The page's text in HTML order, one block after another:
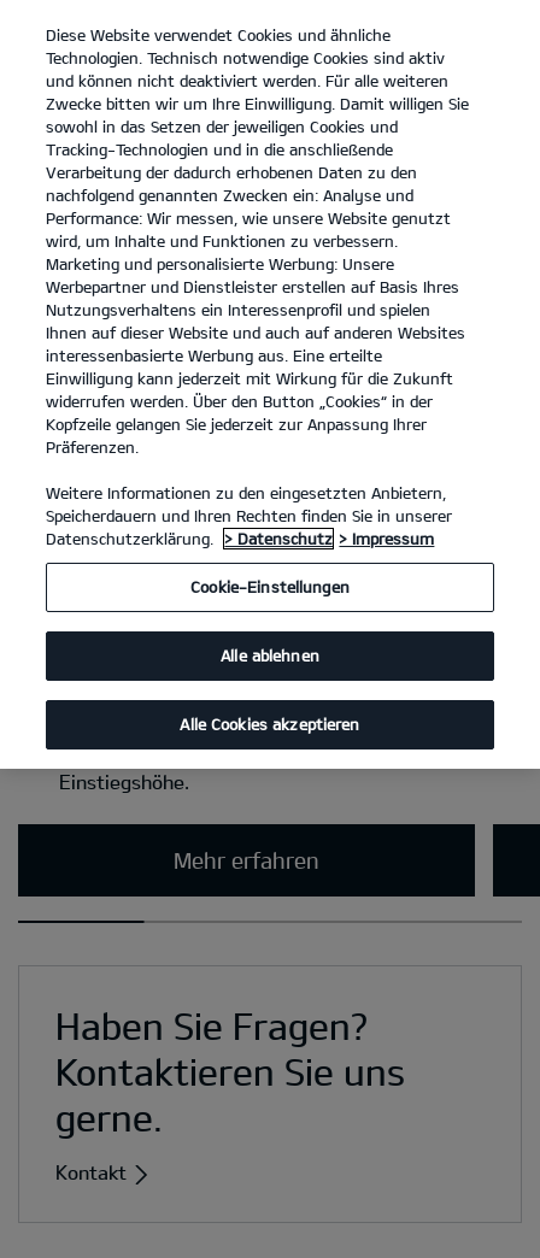
open
menu
KONTAKT
Kia PBV Nutzfahrzeuge
... KIA PBV NUTZFAHRZEUGE
Diese Website verwendet Cookies und ähnliche
Technologien. Technisch notwendige Cookies sind aktiv
und können nicht deaktiviert werden. Für alle weiteren
Zwecke bitten wir um Ihre Einwilligung. Damit willigen Sie
sowohl in das Setzen der jeweiligen Cookies und
Tracking-Technologien und in die anschließende
Verarbeitung der dadurch erhobenen Daten zu den
nachfolgend genannten Zwecken ein: Analyse und
Performance: Wir messen, wie unsere Website genutzt
wird, um Inhalte und Funktionen zu verbessern.
Marketing und personalisierte Werbung: Unsere
Werbepartner und Dienstleister erstellen auf Basis Ihres
Nutzungsverhaltens ein Interessenprofil und spielen
Ihnen auf dieser Website und auch auf anderen Websites
interessenbasierte Werbung aus. Eine erteilte
Einwilligung kann jederzeit mit Wirkung für die Zukunft
widerrufen werden. Über den Button „Cookies“ in der
Kopfzeile gelangen Sie jederzeit zur Anpassung Ihrer
Präferenzen.
Weitere Informationen zu den eingesetzten Anbietern,
Speicherdauern und Ihren Rechten finden Sie in unserer
Datenschutzerklärung.
> Datenschutz > Impressum
Cookie-Einstellungen
Alle ablehnen
Alle Cookies akzeptieren